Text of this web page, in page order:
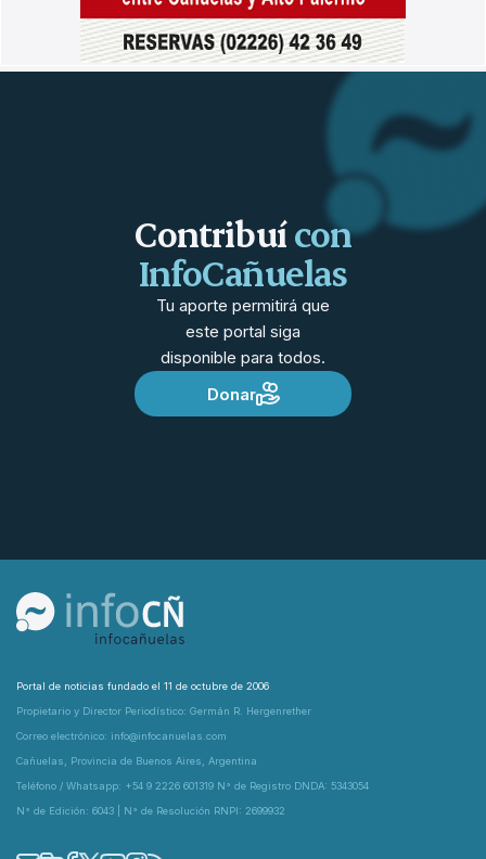
Contribuícon
InfoCañuelas
Tu aporte permitirá que
este portal siga
disponible para todos.
Donar
Portal de noticias fundado el 11 de octubre de 2006
Propietario y Director Periodístico: Germán R. Hergenrether
Correo electrónico: info@infocanuelas.com
Cañuelas, Provincia de Buenos Aires, Argentina
Teléfono / Whatsapp: +54 9 2226 601319 N° de Registro DNDA: 5343054
N° de Edición: 6043 | N° de Resolución RNPI: 2699932